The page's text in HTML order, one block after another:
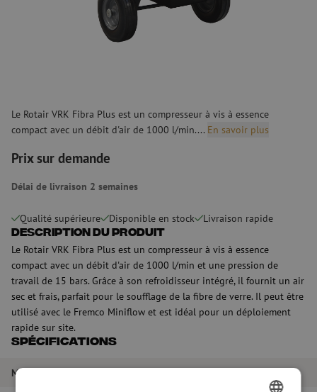
Le Rotair VRK Fibra Plus est un compresseur à vis à essence
compact avec un débit d'air de 1000 l/min.... En savoir plus
Prix sur demande
Délai de livraison 2 semaines
Qualité supérieure Disponible en stock Livraison rapide
Description du produit
Le Rotair VRK Fibra Plus est un compresseur à vis à essence
compact avec un débit d'air de 1000 l/min et une pression de
travail de 15 bars. Grâce à son refroidisseur intégré, il fournit un air
sec et frais, parfait pour le soufflage de la fibre de verre. Il peut être
utilisé avec le Fremco Miniflow et est idéal pour un déploiement
rapide sur site.
Spécifications
Marque Fremco